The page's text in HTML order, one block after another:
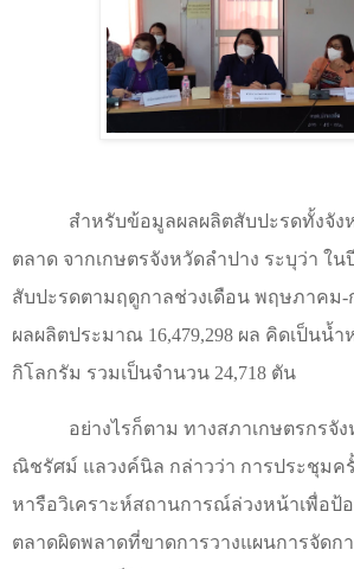
สำหรับข้อมูลผลผลิตสับปะรดทั้งจัง
ตลาด จากเกษตรจังหวัดลำปาง ระบุว่า ใ
สับปะรดตามฤดูกาลช่วงเดือน พฤษภาคม-
ผลผลิตประมาณ 16,479,298 ผล คิดเป็นน้ำ
กิโลกรัม รวมเป็นจำนวน 24,718 ตัน
อย่างไรก็ตาม ทางสภาเกษตรกรจั
ณิชรัศม์ แลวงค์นิล กล่าวว่า การประชุมค
หารือวิเคราะห์สถานการณ์ล่วงหน้าเพื่อป้
ตลาดผิดพลาดที่ขาดการวางแผนการจัดก